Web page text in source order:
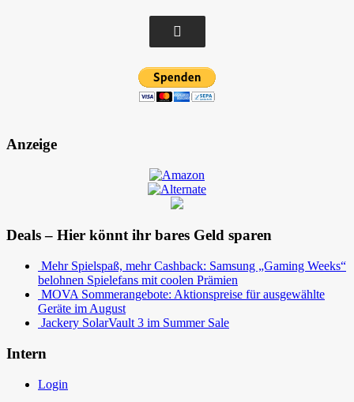
Anzeige
Deals – Hier könnt ihr bares Geld sparen
Mehr Spielspaß, mehr Cashback: Samsung „Gaming Weeks“
belohnen Spielefans mit coolen Prämien
MOVA Sommerangebote: Aktionspreise für ausgewählte
Geräte im August
Jackery SolarVault 3 im Summer Sale
Intern
Login